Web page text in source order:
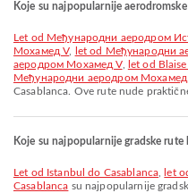
Koje su najpopularnije
let od Међународни аеродром Истанбул do Међународни аеродром
Мохамед V,
let od Међународни
аеродром Мохамед V,
let od
Међународни аеродром Мохамед
Casablanca. Ove rute nude
Koje su najpopularnije gradske rute
let od Istanbul do Casablanca let
Casablanca su najpopularnije